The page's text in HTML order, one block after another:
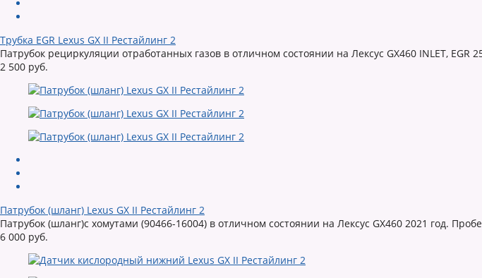
Трубка EGR Lexus GX II Рестайлинг 2
Патрубок рециркуляции отработанных газов в отличном состоянии на Лексус GX460 INLET, EGR
2 500 руб.
Патрубок (шланг) Lexus GX II Рестайлинг 2
Патрубок (шланг)с хомутами (90466-16004) в отличном состоянии на Лексус GX460 2021 год.
6 000 руб.